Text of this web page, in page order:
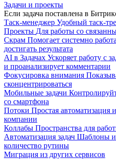
Задачи и проекты
Если задача поставлена в
Таск-менеджер Удобный таск-
Проекты Для работы со
Скрам Помогает системно
достигать результата
AI в Задачах Ускоряет работу с
и проанализирует комментарии
Фокусировка внимания
сконцентрироваться
Мобильные задачи
со смартфона
Потоки Простая автоматизация
компании
Коллабы Пространства для
Автоматизация задач Шаблоны и
количество рутины
Миграция из других сервисов